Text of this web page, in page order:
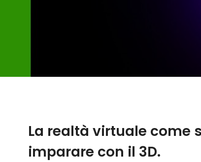
La realtà virtuale come
imparare con il 3D.